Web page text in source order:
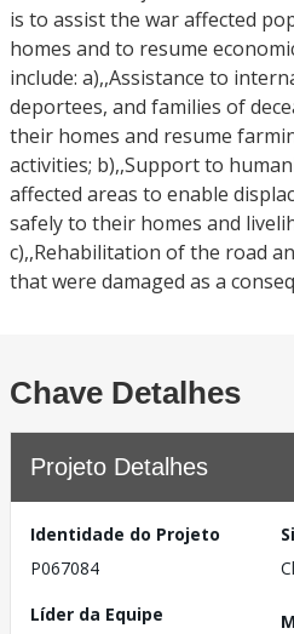
is to assist the war affected
homes and to resume
include: a),,Assistance to
deportees, and families of
their homes and resume
activities; b),,Support to
affected areas to enable
safely to their homes and
c),,Rehabilitation of the road
that were damaged as a
Chave Detalhes
Projeto Detalhes
Identidade do Projeto
P067084
Líder da Equipe